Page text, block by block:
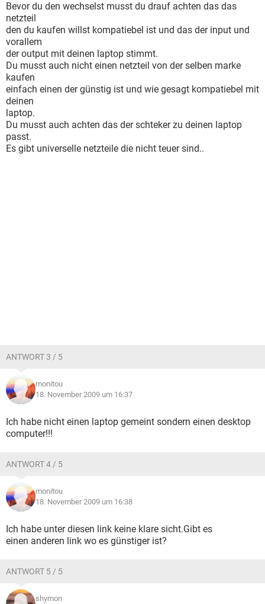
Bevor du den wechselst musst du drauf achten das das
netzteil
den du kaufen willst kompatiebel ist und das der input und
vorallem
der output mit deinen laptop stimmt.
Du musst auch nicht einen netzteil von der selben marke
kaufen
einfach einen der günstig ist und wie gesagt kompatiebel mit
deinen
laptop.
Du musst auch achten das der schteker zu deinen laptop
passt.
Es gibt universelle netzteile die nicht teuer sind..
ANTWORT 3 / 5
monitou
18. November 2009 um 16:37
Ich habe nicht einen laptop gemeint sondern einen desktop
computer!!!
ANTWORT 4 / 5
monitou
18. November 2009 um 16:38
Ich habe unter diesen link keine klare sicht.Gibt es
einen anderen link wo es günstiger ist?
ANTWORT 5 / 5
shymon